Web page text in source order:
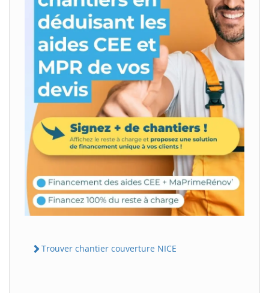
Trouver chantier couverture NICE